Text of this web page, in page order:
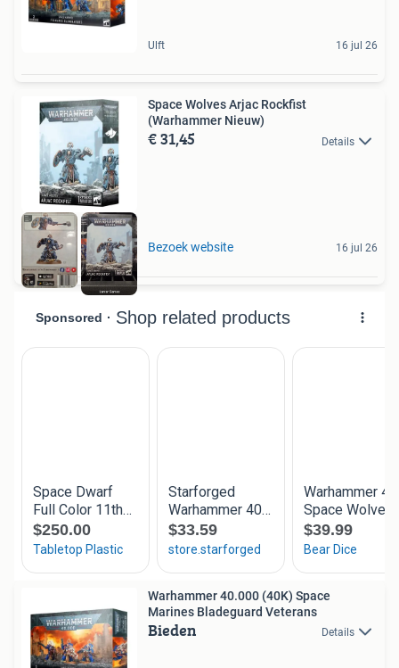
Ulft 16 jul 26
Space Wolves Arjac Rockfist
(Warhammer Nieuw)
€ 31,45 Details
Bezoek website 16 jul 26
Warhammer 40.000 (40K) Space
Marines Bladeguard Veterans
Bieden Details